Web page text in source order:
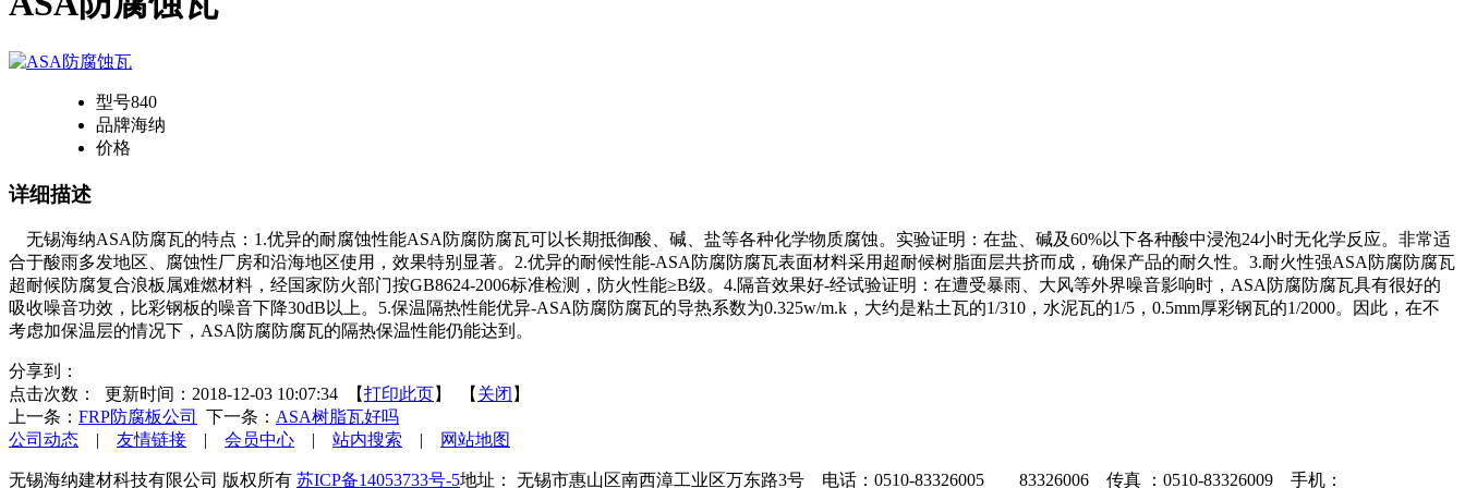
型号840
品牌海纳
价格
详细描述
无锡海纳ASA防腐瓦的特点：1.优异的耐腐蚀性能ASA防腐防腐瓦可以长期抵御酸、碱、盐等各种化学物质腐蚀。实验证明：在盐、碱及60%以下各种酸中浸泡24小时无化学反应。非常适
合于酸雨多发地区、腐蚀性厂房和沿海地区使用，效果特别显著。2.优异的耐候性能-ASA防腐防腐瓦表面材料采用超耐候树脂面层共挤而成，确保产品的耐久性。3.耐火性强ASA防腐防腐瓦
超耐候防腐复合浪板属难燃材料，经国家防火部门按GB8624-2006标准检测，防火性能≥B级。4.隔音效果好-经试验证明：在遭受暴雨、大风等外界噪音影响时，ASA防腐防腐瓦具有很好的
吸收噪音功效，比彩钢板的噪音下降30dB以上。5.保温隔热性能优异-ASA防腐防腐瓦的导热系数为0.325w/m.k，大约是粘土瓦的1/310，水泥瓦的1/5，0.5mm厚彩钢瓦的1/2000。因此，在不
考虑加保温层的情况下，ASA防腐防腐瓦的隔热保温性能仍能达到。
分享到：
点击次数：
更新时间：2018-12-03 10:07:34 【打印此页 】 【 关闭 】
上一条： FRP防腐板公司 下一条： ASA树脂瓦好吗
公司动态
友情链接 会员中心 站内搜索 网站地图
无锡海纳建材科技有限公司 版权所有 苏ICP备14053733号-5地址： 无锡市惠山区南西漳工业区万东路3号 电话：0510-83326005 83326006 传真 ：0510-83326009 手机：